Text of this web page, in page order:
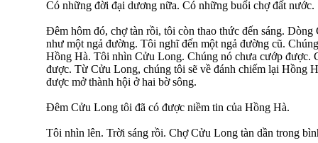
Có những đời đại dương nữa. Có những buổi chợ đất nước.
Đêm hôm đó, chợ tàn rồi, tôi còn thao thức đến sáng.
như một ngả đường. Tôi nghĩ đến một ngả đường cũ.
Hồng Hà. Tôi nhìn Cửu Long. Chúng nó chưa cướp được.
được. Từ Cửu Long, chúng tôi sẽ về đánh chiếm lại Hồng
được mở thành hội ở hai bờ sông.
Đêm Cửu Long tôi đã có được niềm tin của Hồng Hà.
Tôi nhìn lên. Trời sáng rồi. Chợ Cửu Long tàn dần trong